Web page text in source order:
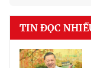
TIN ĐỌC